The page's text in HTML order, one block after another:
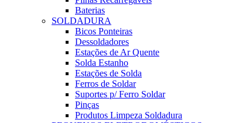
Baterias
SOLDADURA
Bicos Ponteiras
Dessoldadores
Estações de Ar Quente
Solda Estanho
Estações de Solda
Ferros de Soldar
Suportes p/ Ferro Soldar
Pinças
Produtos Limpeza Soldadura